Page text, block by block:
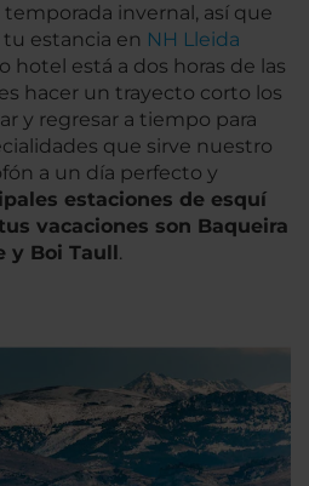
invernal, así que
estancia en NH Lleida
hotel está a dos horas de las
hacer un trayecto corto los
y regresar a tiempo para
que sirve nuestro
a un día perfecto y
estaciones de esquí
vacaciones son Baqueira
Boi Taull .